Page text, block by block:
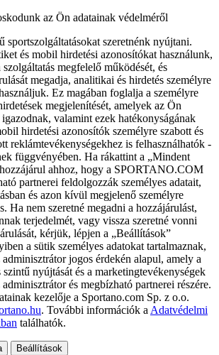
az Ön adatainak védelméről
sportszolgáltatásokat szeretnénk nyújtani.
és mobil hirdetési azonosítókat használunk,
megfelelő működését, és
megadja, analitikai és hirdetés személyre
Ez magában foglalja a személyre
megjelenítését, amelyek az Ön
valamint ezek hatékonyságának
hirdetési azonosítók személyre szabott és
reklámtevékenységekhez is felhasználhatók -
függvényében. Ha rákattint a „Mindent
ahhoz, hogy a SPORTANO.COM
partnerei feldolgozzák személyes adatait,
és azon kívül megjelenő személyre
Ha nem szeretné megadni a hozzájárulást,
terjedelmét, vagy vissza szeretné vonni
kérjük, lépjen a „Beállítások”
a sütik személyes adatokat tartalmaznak,
jogos érdekén alapul, amely a
szintű nyújtását és a marketingtevékenységek
és megbízható partnerei részére.
kezelője a Sportano.com Sp. z o.o.
. További információk a Adatvédelmi
találhatók.
Beállítások